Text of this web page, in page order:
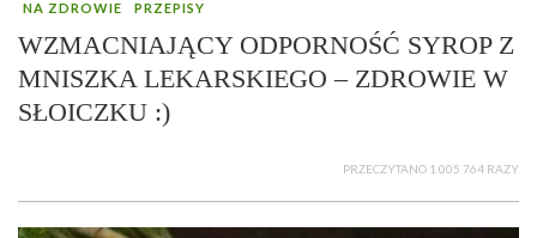
NA ZDROWIE PRZEPISY
WZMACNIAJĄCY ODPORNOŚĆ SYROP Z
MNISZKA LEKARSKIEGO – ZDROWIE W
SŁOICZKU :)
PRZECZYTANO 1 005 764 RAZY